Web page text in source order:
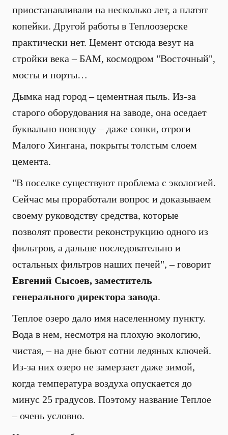
приостанавливали на несколько лет, а платят
копейки. Другой работы в Теплоозерске
практически нет. Цемент отсюда везут на
стройки века – БАМ, космодром "Восточный",
мосты и порты…
Дымка над город – цементная пыль. Из-за
старого оборудования на заводе, она оседает
буквально повсюду – даже сопки, отроги
Малого Хингана, покрыты толстым слоем
цемента.
"В поселке существуют проблема с экологией.
Сейчас мы проработали вопрос и доказываем
своему руководству средства, которые
позволят провести реконструкцию одного из
фильтров, а дальше последовательно и
остальных фильтров наших печей", – говорит
Евгений Сысоев, заместитель
генерального директора завода.
Теплое озеро дало имя населенному пункту.
Вода в нем, несмотря на плохую экологию,
чистая, – на дне бьют сотни ледяных ключей.
Из-за них озеро не замерзает даже зимой,
когда температура воздуха опускается до
минус 25 градусов. Поэтому название Теплое
– очень условно.